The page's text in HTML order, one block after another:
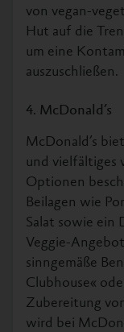
von vegan-
Hut auf die
um eine
auszuschließen.
4. McDonald’s
McDonald’s
und vielfältiges
Optionen
Beilagen wie
Salat sowie ein
Veggie-
sinngemäße
Clubhouse«
Zubereitung
wird bei